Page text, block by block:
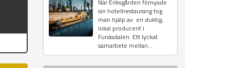
När Eriksgården förnyade
sin hotellrestaurang tog
man hjälp av en duktig,
lokal producent i
Funäsdalen. Ett lyckat
samarbete mellan...